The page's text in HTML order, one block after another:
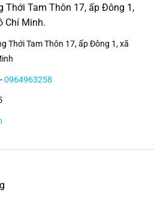
Thới Tam Thôn 17, ấp Đông 1,
Chí Minh.
Thới Tam Thôn 17, ấp Đông 1, xã
0964963258